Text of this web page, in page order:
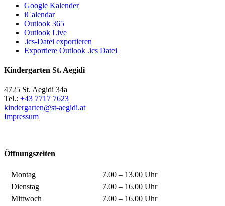
Google Kalender
iCalendar
Outlook 365
Outlook Live
.ics-Datei exportieren
Exportiere Outlook .ics Datei
Kindergarten St. Aegidi
4725 St. Aegidi 34a
Tel.: +43 7717 7623
kindergarten@st-aegidi.at
Impressum
Öffnungszeiten
Montag
7.00 – 13.00 Uhr
Dienstag
7.00 – 16.00 Uhr
Mittwoch
7.00 – 16.00 Uhr